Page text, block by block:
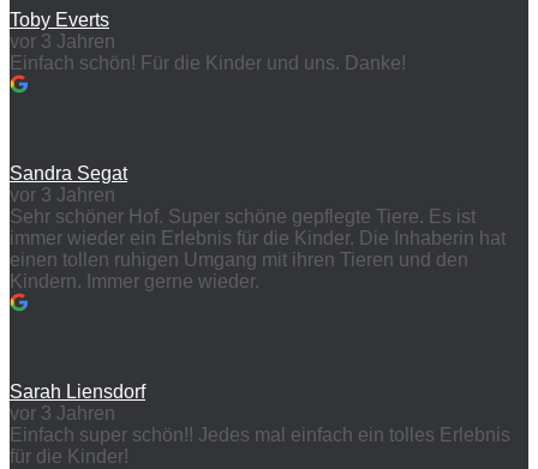
Toby Everts
vor 3 Jahren
Einfach schön! Für die Kinder und uns. Danke!
Sandra Segat
vor 3 Jahren
Sehr schöner Hof. Super schöne gepflegte Tiere. Es ist
immer wieder ein Erlebnis für die Kinder. Die Inhaberin hat
einen tollen ruhigen Umgang mit ihren Tieren und den
Kindern. Immer gerne wieder.
Sarah Liensdorf
vor 3 Jahren
Einfach super schön!! Jedes mal einfach ein tolles Erlebnis
für die Kinder!